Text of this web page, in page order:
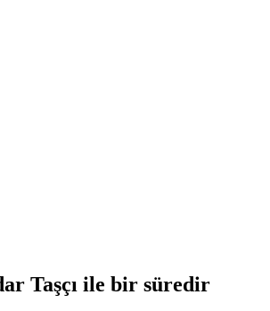
Taşçı ile bir süredir